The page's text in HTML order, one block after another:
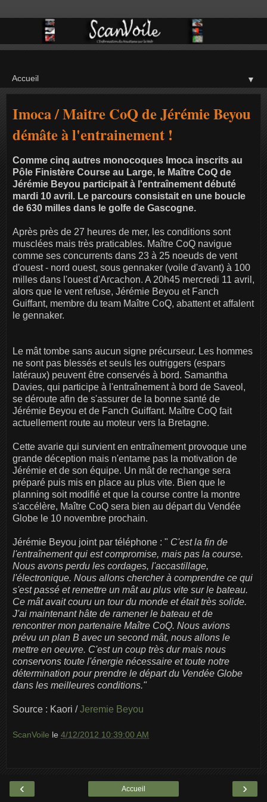
▼
Imoca / Maitre CoQ de Jérémie Beyou
démâte à l'entrainement !
Comme cinq autres monocoques Imoca inscrits au
Pôle Finistère Course au Large, le Maître CoQ de
Jérémie Beyou participait à l'entraînement débuté
mardi 10 avril. Le parcours consistait en une boucle
de 630 milles dans le golfe de Gascogne.
Après près de 27 heures de mer, les conditions sont
musclées mais très praticables. Maître CoQ navigue
comme ses concurrents dans 23 à 25 noeuds de vent
d'ouest - nord ouest, sous gennaker (voile d'avant) à 100
milles dans l'ouest d'Arcachon. A 20h45 mercredi 11 avril,
alors que le vent refuse, Jérémie Beyou et Fanch
Guiffant, membre du team Maître CoQ, abattent et affalent
le gennaker.
Le mât tombe sans aucun signe précurseur. Les hommes
ne sont pas blessés et seuls les outriggers (espars
latéraux) peuvent être conservés à bord. Samantha
Davies, qui participe à l'entraînement à bord de Saveol,
se déroute afin de s'assurer de la bonne santé de
Jérémie Beyou et de Fanch Guiffant. Maître CoQ fait
actuellement route au moteur vers la Bretagne.
Cette avarie qui survient en entraînement provoque une
grande déception mais n'entame pas la motivation de
Jérémie et de son équipe. Un mât de rechange sera
préparé puis mis en place au plus vite. Bien que le
planning soit modifié et que la course contre la montre
s'accélère, Maître CoQ sera bien au départ du Vendée
Globe le 10 novembre prochain.
Jérémie Beyou joint par téléphone : " C'est la fin de
l'entraînement qui est compromise, mais pas la course.
Nous avons perdu les cordages, l'accastillage,
l'électronique. Nous allons chercher à comprendre ce qui
s'est passé et remettre un mât au plus vite sur le bateau.
Ce mât avait couru un tour du monde et était très solide.
J'ai maintenant hâte de ramener le bateau et de
rencontrer mon partenaire Maître CoQ. Nous avions
prévu un plan B avec un second mât, nous allons le
mettre en oeuvre. C'est un coup très dur mais nous
conservons toute l'énergie nécessaire et toute notre
détermination pour prendre le départ du Vendée Globe
dans les meilleures conditions."
Source : Kaori /Jeremie Beyou
ScanVoile le 4/12/2012 10:39:00 AM
‹ ›
Accueil